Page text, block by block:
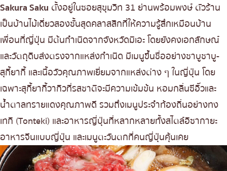
Sakura Saku ตั้งอยู่ในซอยสุขุมวิท 31 ย่านพร้อมพงษ์ ตัวร้าน
เป็นบ้านไม้เดี่ยวสองชั้นสุดคลาสสิกที่ให้ความรู้สึกเหมือนบ้าน
เพื่อนที่ญี่ปุ่น มีต้นกำเนิดจากจังหวัดมิเอะ โดยยังคงเอกลักษณ์
และวัตถุดิบส่งตรงจากแหล่งกำเนิด มีเมนูขึ้นชื่ออย่างชาบูชาบู-
สุกี้ยากี้ และเนื้อวัวคุณภาพเยี่ยมจากแหล่งต่าง ๆ ในญี่ปุ่น โดย
เฉพาะสุกี้ยากี้วากิวที่รสชาติจะมีความเข้มข้น หอมกลิ่นซีอิ๊วและ
น้ำตาลทรายแดงคุณภาพดี รวมถึงเมนูประจำท้องถิ่นอย่างทง
เทกิ (Tonteki) และอาหารญี่ปุ่นที่หลากหลายทั้งสไตล์อิซากายะ
อาหารจีนแบบญี่ปุ่น และเมนูตะวันตกที่คนญี่ปุ่นคุ้นเคย